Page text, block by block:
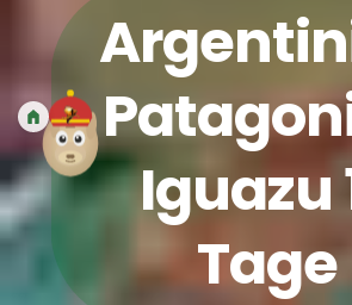
Iguazu
Tage